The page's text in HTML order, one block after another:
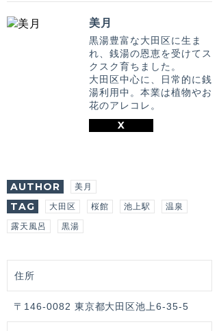
美月
黒湯豊富な大田区に生ま
れ、銭湯の恩恵を受けてス
クスク育ちました。
大田区中心に、日常的に銭
湯利用中。本業は植物やお
花のアレコレ。
X
AUTHOR 美月
TAG 大田区 桜館 池上駅 温泉
露天風呂 黒湯
住所
〒146-0082 東京都大田区池上6-35-5